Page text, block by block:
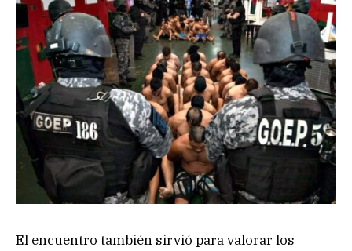
El encuentro también sirvió para valorar los